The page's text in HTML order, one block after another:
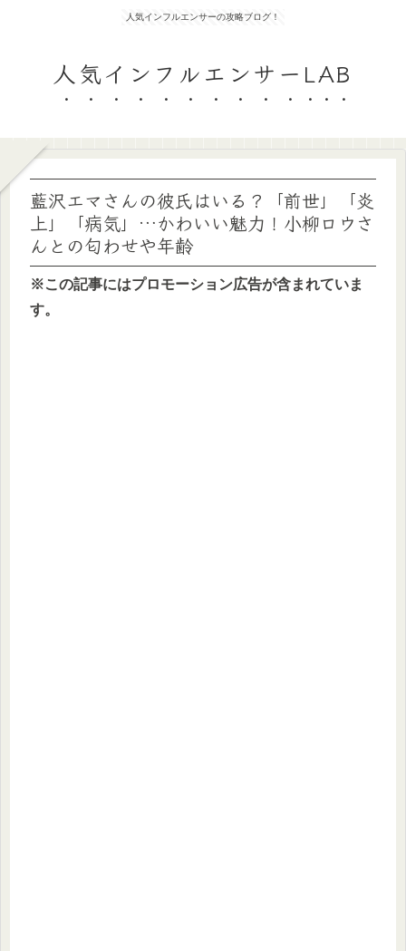
人気インフルエンサーの攻略ブログ！
人気インフルエンサーLAB
藍沢エマさんの彼氏はいる？「前世」「炎
上」「病気」…かわいい魅力！小柳ロウさ
んとの匂わせや年齢
※この記事にはプロモーション広告が含まれていま
す。